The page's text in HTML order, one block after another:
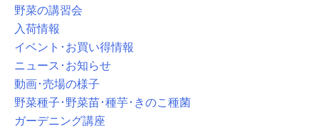
野菜の講習会
入荷情報
イベント･お買い得情報
ニュース･お知らせ
動画･売場の様子
野菜種子･野菜苗･種芋･きのこ種菌
ガーデニング講座